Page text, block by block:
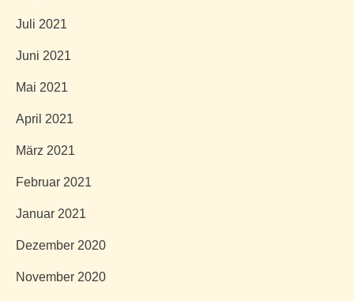
Juli 2021
Juni 2021
Mai 2021
April 2021
März 2021
Februar 2021
Januar 2021
Dezember 2020
November 2020